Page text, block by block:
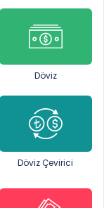
Döviz
Döviz Çevirici